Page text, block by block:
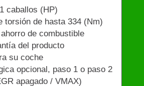
caballos (HP)
torsión de hasta 334 (Nm)
de combustible
del producto
su coche
opcional, paso 1 o paso 2
apagado / VMAX)